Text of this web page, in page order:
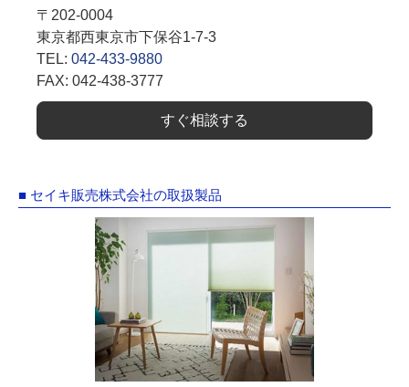
〒202-0004
東京都西東京市下保谷1-7-3
TEL: 042-433-9880
FAX: 042-438-3777
すぐ相談する
■ セイキ販売株式会社の取扱製品